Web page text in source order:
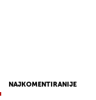
NAJKOMENTIRANIJE